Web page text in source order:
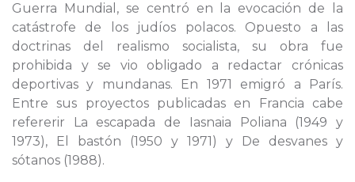
Guerra Mundial, se centró en la evocación de la
catástrofe de los judíos polacos. Opuesto a las
doctrinas del realismo socialista, su obra fue
prohibida y se vio obligado a redactar crónicas
deportivas y mundanas. En 1971 emigró a París.
Entre sus proyectos publicadas en Francia cabe
refererir La escapada de Iasnaia Poliana (1949 y
1973), El bastón (1950 y 1971) y De desvanes y
sótanos (1988).